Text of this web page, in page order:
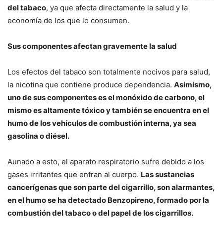
del tabaco, ya que afecta directamente la salud y la
economía de los que lo consumen.
Sus componentes afectan gravemente la salud
Los efectos del tabaco son totalmente nocivos para salud,
la nicotina que contiene produce dependencia. Asimismo,
uno de sus componentes es el monóxido de carbono, el
mismo es altamente tóxico y también se encuentra en el
humo de los vehículos de combustión interna, ya sea
gasolina o diésel.
Aunado a esto, el aparato respiratorio sufre debido a los
gases irritantes que entran al cuerpo. Las sustancias
cancerígenas que son parte del cigarrillo, son alarmantes,
en el humo se ha detectado Benzopireno, formado por la
combustión del tabaco o del papel de los cigarrillos.